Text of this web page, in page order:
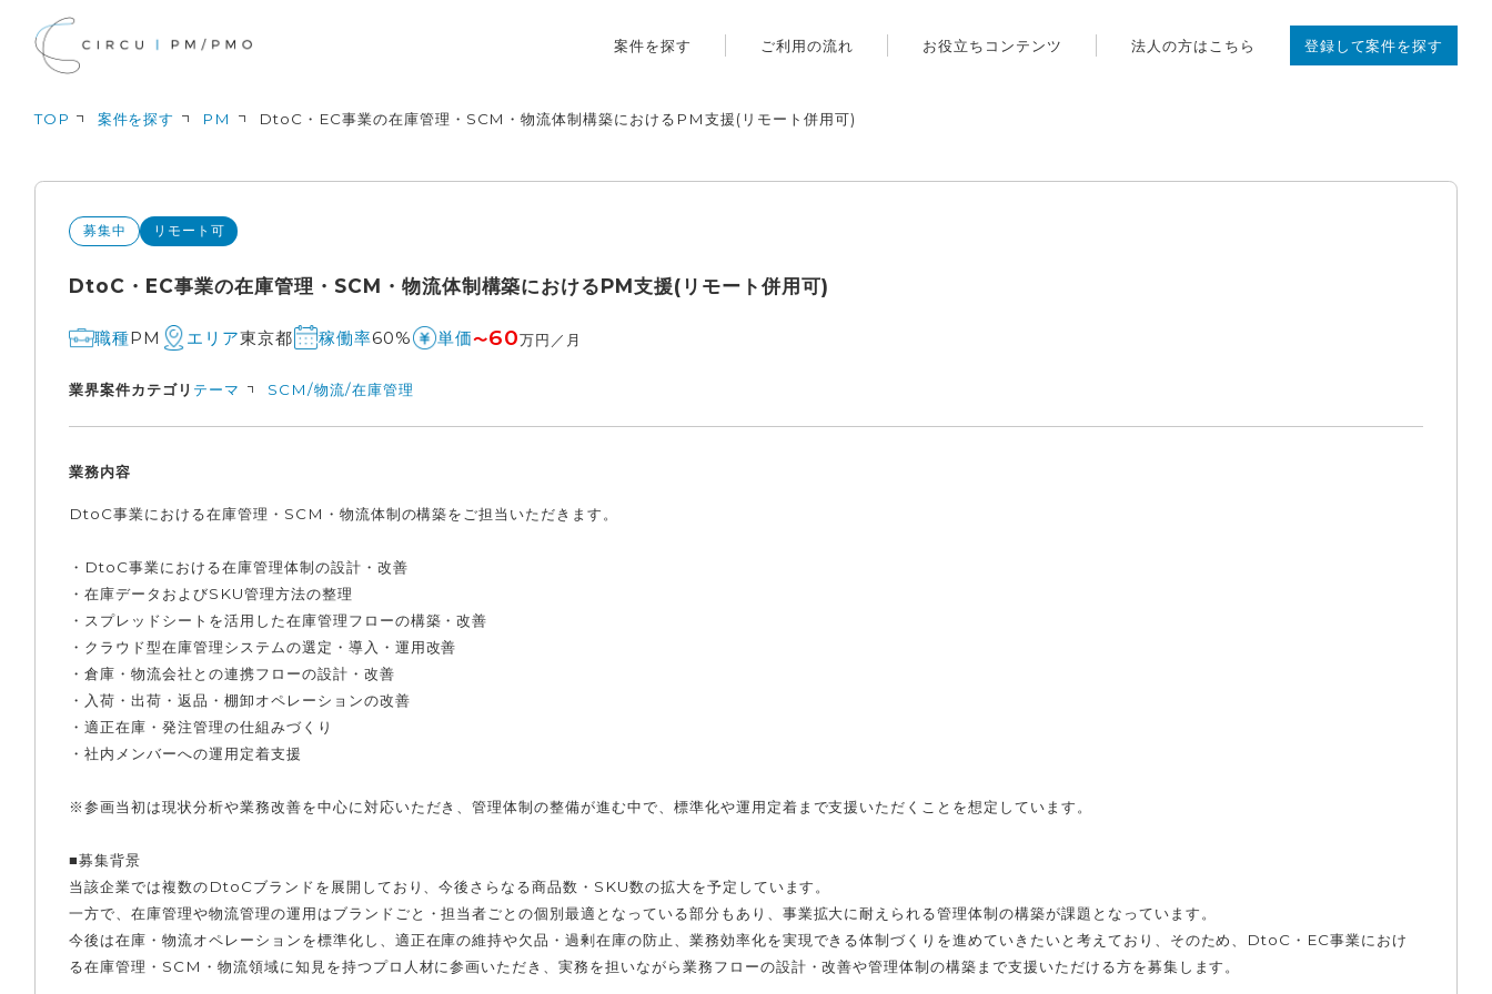
案件を探す ご利用の流れ お役立ちコンテンツ 法人の方はこちら 登録して案件を探す
TOP 案件を探す PM DtoC・EC事業の在庫管理・SCM・物流体制構築におけるPM支援(リモート併用可)
募集中 リモート可
DtoC・EC事業の在庫管理・SCM・物流体制構築におけるPM支援(リモート併用可)
職種PM エリア東京都 稼働率60% 単価〜60万円／月
業界案件カテゴリ テーマ SCM/物流/在庫管理
業務内容
DtoC事業における在庫管理・SCM・物流体制の構築をご担当いただきます。
・DtoC事業における在庫管理体制の設計・改善
・在庫データおよびSKU管理方法の整理
・スプレッドシートを活用した在庫管理フローの構築・改善
・クラウド型在庫管理システムの選定・導入・運用改善
・倉庫・物流会社との連携フローの設計・改善
・入荷・出荷・返品・棚卸オペレーションの改善
・適正在庫・発注管理の仕組みづくり
・社内メンバーへの運用定着支援
※参画当初は現状分析や業務改善を中心に対応いただき、管理体制の整備が進む中で、標準化や運用定着まで支援いただくことを想定しています。
■募集背景
当該企業では複数のDtoCブランドを展開しており、今後さらなる商品数・SKU数の拡大を予定しています。
一方で、在庫管理や物流管理の運用はブランドごと・担当者ごとの個別最適となっている部分もあり、事業拡大に耐えられる管理体制の構築が課題となっています。
今後は在庫・物流オペレーションを標準化し、適正在庫の維持や欠品・過剰在庫の防止、業務効率化を実現できる体制づくりを進めていきたいと考えており、そのため、DtoC・EC事業におけ
る在庫管理・SCM・物流領域に知見を持つプロ人材に参画いただき、実務を担いながら業務フローの設計・改善や管理体制の構築まで支援いただける方を募集します。